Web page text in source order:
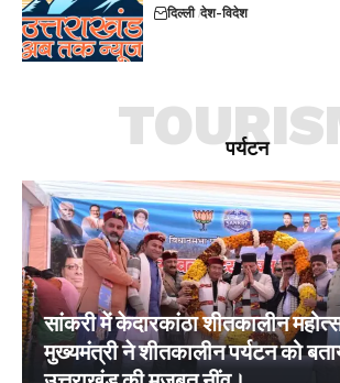
दिल्ली देश-विदेश
पर्यटन
सांकरी में केदारकांठा शीतकालीन
मुख्यमंत्री ने शीतकालीन पर्यटन को